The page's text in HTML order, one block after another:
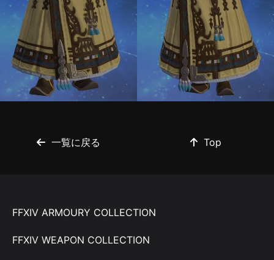
一覧に戻る Top
FFXIV ARMOURY COLLECTION
FFXIV WEAPON COLLECTION